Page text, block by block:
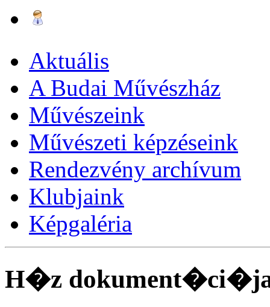
Aktuális
A Budai Művészház
Művészeink
Művészeti képzéseink
Rendezvény archívum
Klubjaink
Képgaléria
H�z